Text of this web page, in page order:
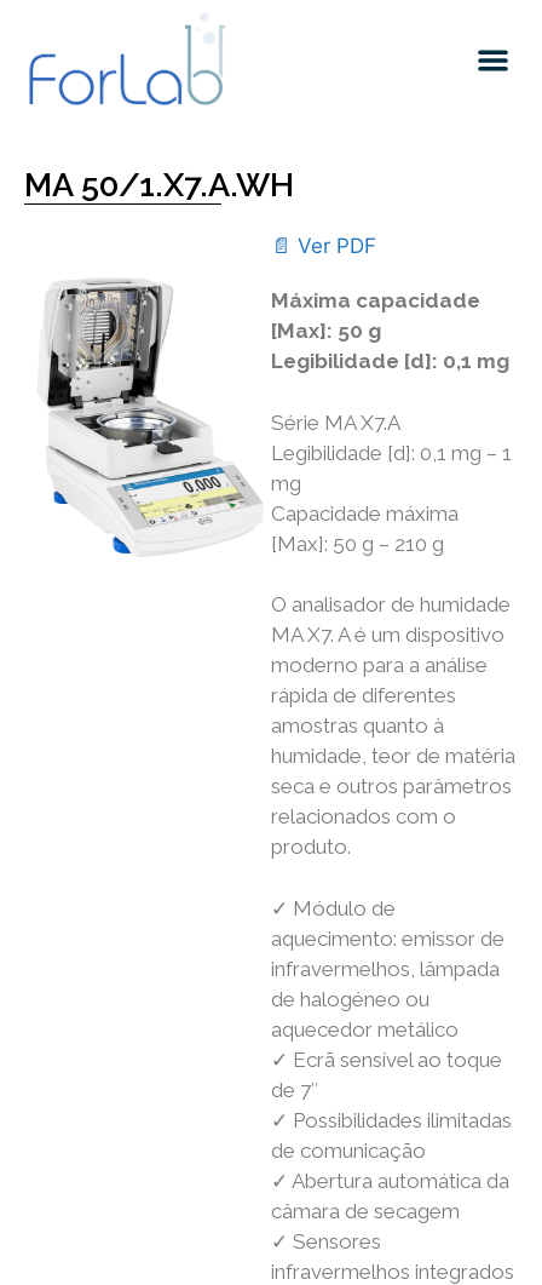
MA 50/1.X7.A.WH
📄 Ver PDF
Máxima capacidade
[Max]: 50 g
Legibilidade [d]: 0,1 mg
Série MA X7.A
Legibilidade [d]: 0,1 mg – 1
mg
Capacidade máxima
[Max]: 50 g – 210 g
O analisador de humidade
MA X7. A é um dispositivo
moderno para a análise
rápida de diferentes
amostras quanto à
humidade, teor de matéria
seca e outros parâmetros
relacionados com o
produto.
✓ Módulo de
aquecimento: emissor de
infravermelhos, lâmpada
de halogéneo ou
aquecedor metálico
✓ Ecrã sensível ao toque
de 7″
✓ Possibilidades ilimitadas
de comunicação
✓ Abertura automática da
câmara de secagem
✓ Sensores
infravermelhos integrados